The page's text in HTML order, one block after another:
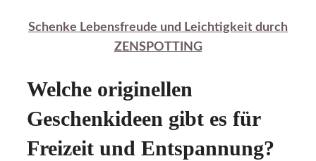
Schenke Lebensfreude und Leichtigkeit durch
ZENSPOTTING
Welche originellen
Geschenkideen gibt es für
Freizeit und Entspannung?